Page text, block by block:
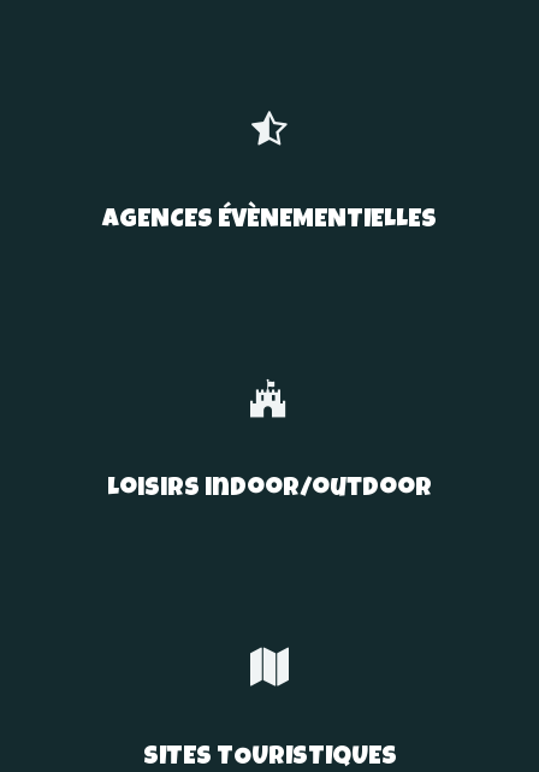
AGENCES ÉVÈNEMENTIELLES
Loisirs indoor/outdoor
SITES TOURISTIQUES